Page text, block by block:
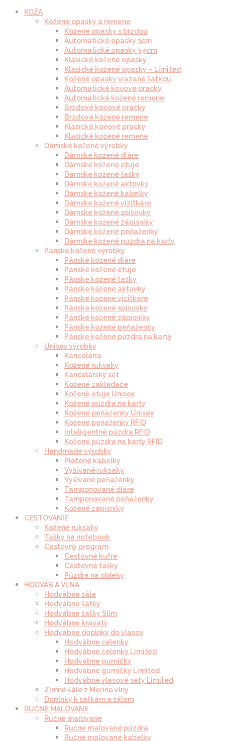
KOŽA
Kožené opasky a remene
Kožené opasky s brzdou
Automatické opasky 3cm
Automatické opasky 3.5cm
Klasické kožené opasky
Klasické kožené opasky – Limited
Kožené opasky viazané šatkou
Automatické kovové pracky
Automatické kožené remene
Brzdové kovové pracky
Brzdové kožené remene
Klasické kovové pracky
Klasické kožené remene
Dámske kožené výrobky
Dámske kožené diáre
Dámske kožené etuje
Dámske kožené tašky
Dámske kožené aktovky
Dámske kožené kabelky
Dámske kožené vizitkáre
Dámske kožené spisovky
Dámske kožené zápisníky
Dámske kožené peňaženky
Dámske kožené púzdra na karty
Pánske kožené výrobky
Pánske kožené diáre
Pánske kožené etuje
Pánske kožené tašky
Pánske kožené aktovky
Pánske kožené vizitkáre
Pánske kožené spisovky
Pánske kožené zápisníky
Pánske kožené peňaženky
Pánske kožené púzdra na karty
Unisex výrobky
Kancelária
Kožené ruksaky
Kancelársky set
Kožené zakladače
Kožené etuje Unisex
Kožené púzdra na karty
Kožené peňaženky Unisex
Kožené peňaženky RFID
Inteligentné púzdra RFID
Kožené púzdra na karty RFID
Handmade výrobky
Pletené kabelky
Vyšívané ruksaky
Vyšívané peňaženky
Tamponované diáre
Tamponované peňaženky
Kožené zápisníky
CESTOVANIE
Kožené ruksaky
Tašky na notebook
Cestovný program
Cestovné kufre
Cestovné tašky
Púzdra na obleky
HODVÁB A VLNA
Hodvábne šále
Hodvábne šatky
Hodvábne šatky Slim
Hodvábne kravaty
Hodvábne doplnky do vlasov
Hodvábne čelenky
Hodvábne čelenky Limited
Hodvábne gumičky
Hodvábne gumičky Limited
Hodvábne vlasové sety Limited
Zimné šále z Merino vlny
Doplnky k šatkám a šálom
RUČNE MAĽOVANÉ
Ručne maľované
Ručne maľované púzdra
Ručne maľované kabelky